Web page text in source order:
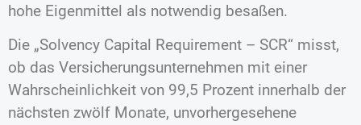
hohe Eigenmittel als notwendig besaßen.
Die „Solvency Capital Requirement – SCR“ misst,
ob das Versicherungsunternehmen mit einer
Wahrscheinlichkeit von 99,5 Prozent innerhalb der
nächsten zwölf Monate, unvorhergesehene